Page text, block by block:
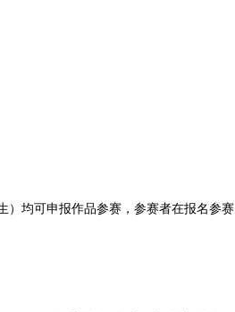
）均可申报作品参赛，参赛者在报名参赛